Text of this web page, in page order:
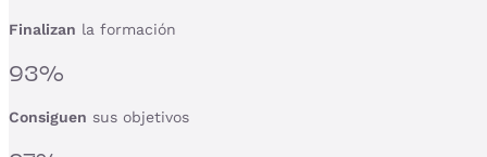
Finalizan la formación
93%
Consiguen sus objetivos